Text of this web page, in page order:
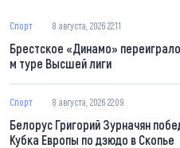
Спорт 8 августа, 2026 22:11
Брестское «Динамо»
м туре Высшей лиги
Спорт 8 августа, 2026 22:09
Белорус Григорий Зурначян
Кубка Европы по дзюдо в Скопье